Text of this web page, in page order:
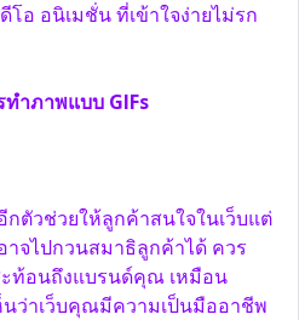
อ อนิเมชั่น ที่เข้าใจง่ายไม่รก
ำภาพแบบ GIFs
กตัวช่วยให้ลูกค้าสนใจในเว็บแต่
าจไปกวนสมาธิลูกค้าได้ ควร
ท้อนถึงแบรนด์คุณ เหมือน
นว่าเว็บคุณมีความเป็นมืออาชีพ